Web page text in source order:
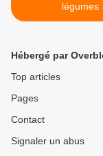
légumes
Hébergé par
Top articles
Pages
Contact
Signaler un abus